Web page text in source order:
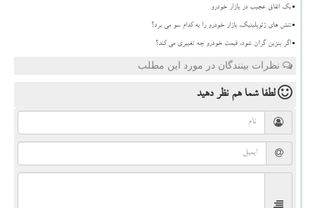
بک اتفاق عجیب در بازار خودرو
تنش های ژئوپلیتیک، بازار خودرو را به کدام سو می برد؟
اگر بنزین گران شود، قیمت خودرو چه تغییری می کند؟
نظرات بینندگان در مورد این مطلب
لطفا شما همنظر دهید